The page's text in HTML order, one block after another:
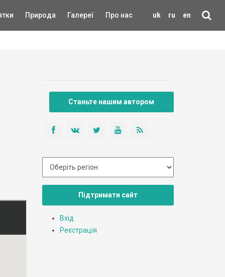
uk ru en
Природа Галереї Про нас
Станьте нашим автором
Підтримати сайт
Вхід
Реєстрація